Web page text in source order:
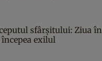
sfârşitului: Ziua în
exilul